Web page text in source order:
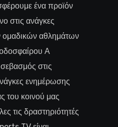
ένα προϊόν
στις ανάγκες
αθλημάτων
Α
στις
ενημέρωσης
του κοινού μας
τις δραστηριότητές